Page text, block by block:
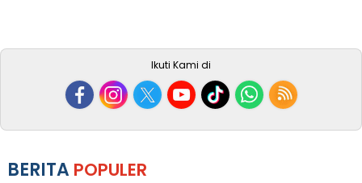
Ikuti Kami di
BERITA POPULER